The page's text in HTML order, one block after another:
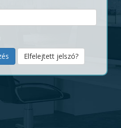
Elfelejtett jelszó?